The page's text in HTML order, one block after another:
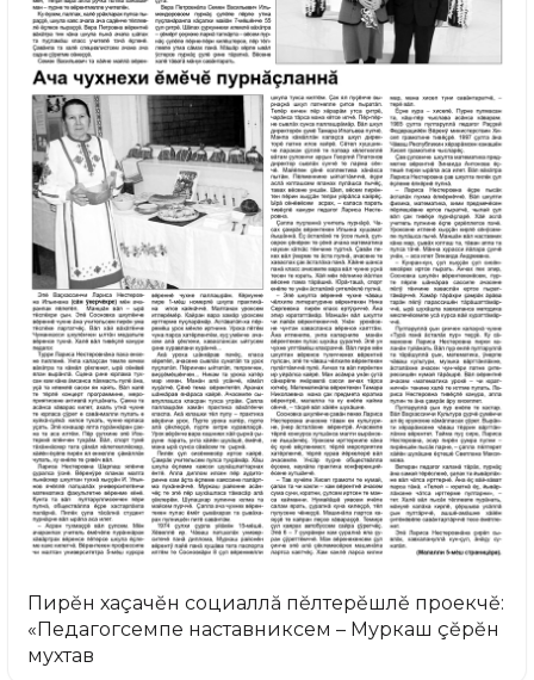
Пирĕн хаçачĕн социаллă пĕлтерĕшлĕ проекчĕ:
«Педагогсемпе наставниксем – Муркаш çĕрĕн
мухтав